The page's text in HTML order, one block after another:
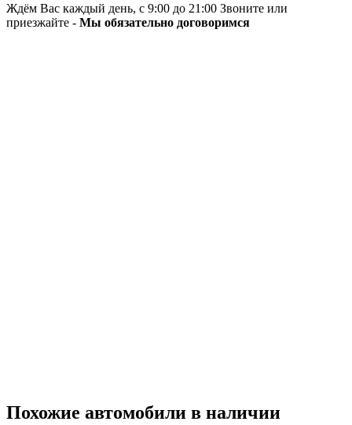
Ждём Вас каждый день, с 9:00 до 21:00 Звоните или
приезжайте - Мы обязательно договоримся
Похожие автомобили в наличии